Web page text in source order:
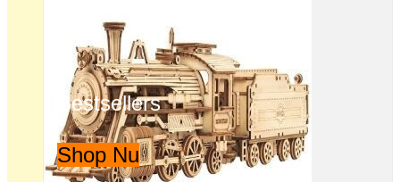
Bestsellers
Shop Nu